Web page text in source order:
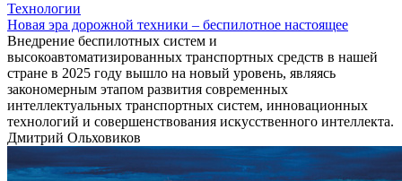
Технологии
Новая эра дорожной техники – беспилотное настоящее
Внедрение беспилотных систем и
высокоавтоматизированных транспортных средств в нашей
стране в 2025 году вышло на новый уровень, являясь
закономерным этапом развития современных
интеллектуальных транспортных систем, инновационных
технологий и совершенствования искусственного интеллекта.
Дмитрий Ольховиков